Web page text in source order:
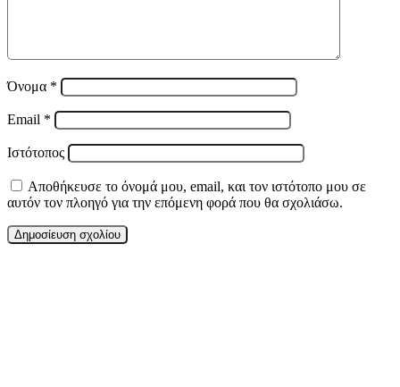
Όνομα *
Email *
Ιστότοπος
Αποθήκευσε το όνομά μου, email, και τον ιστότοπο μου σε
αυτόν τον πλοηγό για την επόμενη φορά που θα σχολιάσω.